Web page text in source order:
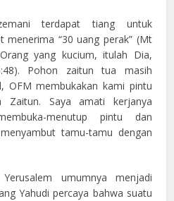
terdapat tiang untuk
menerima “30 uang perak” (Mt
yang kucium, itulah Dia,
Pohon zaitun tua masih
OFM membukakan kami pintu
Zaitun. Saya amati kerjanya
menutup pintu dan
tamu-tamu dengan
umumnya menjadi
Yahudi percaya bahwa suatu